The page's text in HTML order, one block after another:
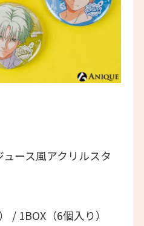
ース風アクリルスタ
/ 1BOX（6個入り）